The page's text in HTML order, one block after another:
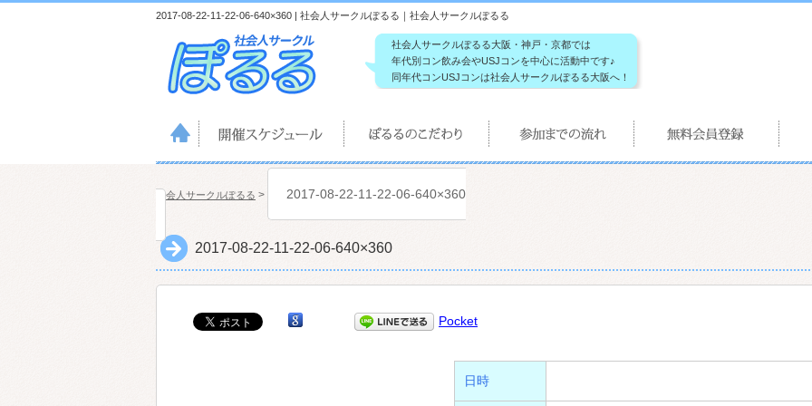
2017-08-22-11-22-06-640×360 | 社会人サークルぽるる｜社会人サークルぽるる
社会人サークルぽるる大阪・神戸・京都では
年代別コン飲み会やUSJコンを中心に活動中です♪
同年代コンUSJコンは社会人サークルぽるる大阪へ！
社会人サークルぽるる > 2017-08-22-11-22-06-640×360
2017-08-22-11-22-06-640×360
Pocket
日時